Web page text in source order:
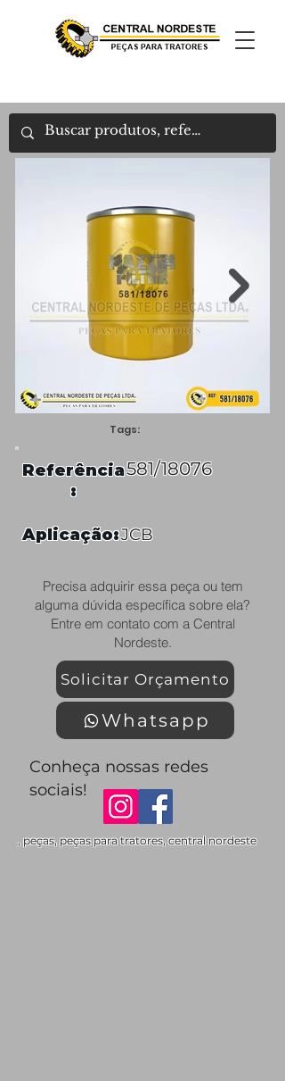
Tags:
Referência
:
581/18076
Aplicação:JCB
Precisa adquirir essa peça ou tem
alguma dúvida específica sobre ela?
Entre em contato com a Central
Nordeste.
Solicitar Orçamento
Whatsapp
Conheça nossas redes
sociais!
, peças, peças para tratores, central nordeste